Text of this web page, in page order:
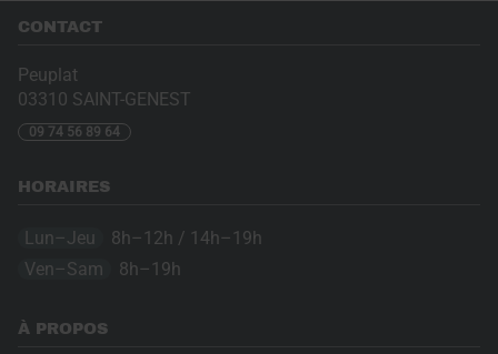
CONTACT
Peuplat
03310 SAINT-GENEST
09 74 56 89 64
HORAIRES
Lun–Jeu
8h–12h / 14h–19h
Ven–Sam
8h–19h
À PROPOS